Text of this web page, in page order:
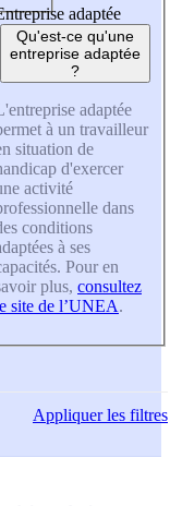
adaptée
Qu'est-ce qu'une
entreprise adaptée
?
adaptée
à un travailleur
situation de
d'exercer
activité
dans
conditions
à ses
Pour en
plus, consultez
site de l’UNEA.
Appliquerles filtres